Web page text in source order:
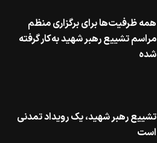
همه ظرفیت‌ها برای برگزاری منظم
مراسم تشییع رهبر شهید به‌کار گرفته
شده
تشییع رهبر شهید، یک رویداد تمدنی
است